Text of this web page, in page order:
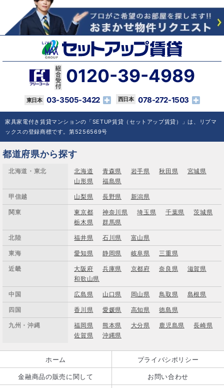
0120-39-4989
03-3505-3422 078-272-1503
家具家電付き賃貸マンションの「SETUP賃貸（セットアップ賃貸）」は、リブマ
ックスの登録商標です。第5256569号
都道府県から探す
北海道・東北 北海道 青森県 岩手県 秋田県
宮城県
山形県
福島県
甲信越 山梨県 長野県 新潟県
関東 東京都 神奈川県 埼玉県 千葉県
茨城県
栃木県
群馬県
北陸 福井県 石川県 富山県
東海 愛知県 静岡県 岐阜県 三重県
近畿 大阪府 兵庫県 京都府 奈良県
滋賀県
和歌山県
中国 広島県 山口県 岡山県 鳥取県 島根県
四国 香川県 愛媛県 高知県 徳島県
九州・沖縄 福岡県 熊本県 大分県 鹿児島県
長崎県
佐賀県
沖縄県
ホーム プライバシポリシー
金融商品の販売に関して お問い合わせ